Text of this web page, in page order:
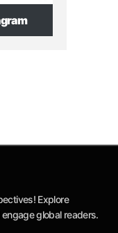
Explore
global readers.